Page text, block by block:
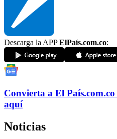
Descarga la APPElPaís.com.co:
Convierta a El País.com.co
aquí
Noticias